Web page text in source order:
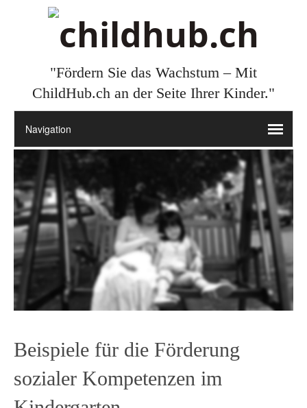
"Fördern Sie das Wachstum – Mit
ChildHub.ch an der Seite Ihrer Kinder."
Beispiele für die Förderung
sozialer Kompetenzen im